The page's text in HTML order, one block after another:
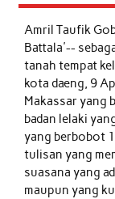
Amril Taufik
Battala'--
tanah tempat
kota daeng, 9
Makassar yang
badan lelaki
yang berbobot
tulisan yang
suasana yang
maupun yang